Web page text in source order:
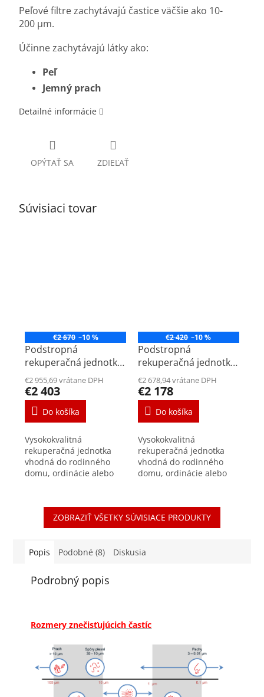
Peľové filtre zachytávajú častice väčšie ako 10-
200 μm.
Účinne zachytávajú látky ako:
Peľ
Jemný prach
Detailné informácie
OPÝTAŤ SA ZDIEĽAŤ
Súvisiaci tovar
€2 670 –10 %
Podstropná
rekuperačná jednotka
Renovent Sky 300 Plus
€2 955,69 vrátane DPH
€2 403
Do košíka
Vysokokvalitná
rekuperačná jednotka
vhodná do rodinného
domu, ordinácie alebo
produktovej rady
Renovent Sky sú určené
na inštaláciu...
€2 420 –10 %
Podstropná
rekuperačná jednotka
Renovent Sky 300
Štandard
€2 678,94 vrátane DPH
€2 178
Do košíka
Vysokokvalitná
rekuperačná jednotka
vhodná do rodinného
domu, ordinácie alebo
produktovej rady
Renovent Sky sú určené
na inštaláciu...
ZOBRAZIŤ VŠETKY SÚVISIACE PRODUKTY
Popis Podobné (8) Diskusia
Podrobný popis
Rozmery znečisťujúcich častíc